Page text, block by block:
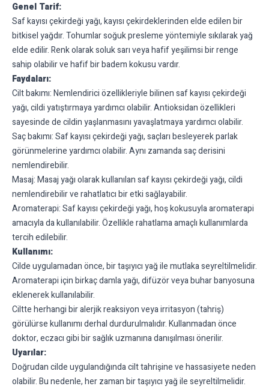
Genel Tarif:
Saf kayısı çekirdeği yağı, kayısı çekirdeklerinden elde edilen bir
bitkisel yağdır. Tohumlar soğuk presleme yöntemiyle sıkılarak yağ
elde edilir. Renk olarak soluk sarı veya hafif yeşilimsi bir renge
sahip olabilir ve hafif bir badem kokusu vardır.
Faydaları:
Cilt bakımı: Nemlendirici özellikleriyle bilinen saf kayısı çekirdeği
yağı, cildi yatıştırmaya yardımcı olabilir. Antioksidan özellikleri
sayesinde de cildin yaşlanmasını yavaşlatmaya yardımcı olabilir.
Saç bakımı: Saf kayısı çekirdeği yağı, saçları besleyerek parlak
görünmelerine yardımcı olabilir. Aynı zamanda saç derisini
nemlendirebilir.
Masaj: Masaj yağı olarak kullanılan saf kayısı çekirdeği yağı, cildi
nemlendirebilir ve rahatlatıcı bir etki sağlayabilir.
Aromaterapi: Saf kayısı çekirdeği yağı, hoş kokusuyla aromaterapi
amacıyla da kullanılabilir. Özellikle rahatlama amaçlı kullanımlarda
tercih edilebilir.
Kullanımı:
Cilde uygulamadan önce, bir taşıyıcı yağ ile mutlaka seyreltilmelidir.
Aromaterapi için birkaç damla yağı, difüzör veya buhar banyosuna
eklenerek kullanılabilir.
Ciltte herhangi bir alerjik reaksiyon veya irritasyon (tahriş)
görülürse kullanımı derhal durdurulmalıdır. Kullanmadan önce
doktor, eczacı gibi bir sağlık uzmanına danışılması önerilir.
Uyarılar:
Doğrudan cilde uygulandığında cilt tahrişine ve hassasiyete neden
olabilir. Bu nedenle, her zaman bir taşıyıcı yağ ile seyreltilmelidir.